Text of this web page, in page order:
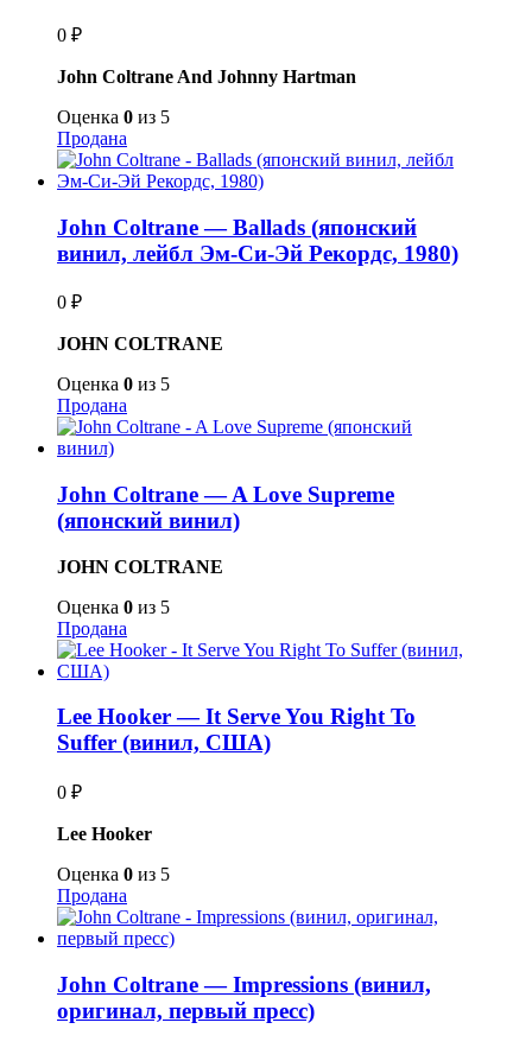
0 ₽
John Coltrane And Johnny Hartman
Оценка 0 из 5
Продана
John Coltrane — Ballads (японский
винил, лейбл Эм-Си-Эй Рекордс, 1980)
0 ₽
JOHN COLTRANE
Оценка 0 из 5
Продана
John Coltrane — A Love Supreme
(японский винил)
JOHN COLTRANE
Оценка 0 из 5
Продана
Lee Hooker — It Serve You Right To
Suffer (винил, США)
0 ₽
Lee Hooker
Оценка 0 из 5
Продана
John Coltrane — Impressions (винил,
оригинал, первый пресс)